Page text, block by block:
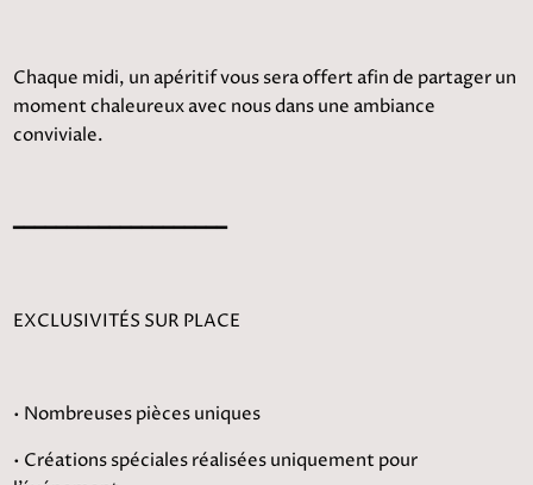
Chaque midi, un apéritif vous sera offert afin de partager un
moment chaleureux avec nous dans une ambiance
conviviale.
━━━━━━━━━━━━━━━━━━━━
EXCLUSIVITÉS SUR PLACE
• Nombreuses pièces uniques
• Créations spéciales réalisées uniquement pour